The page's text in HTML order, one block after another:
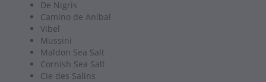
De Nigris
Camino de Anibal
Vibel
Mussini
Maldon Sea Salt
Cornish Sea Salt
Cie des Salins